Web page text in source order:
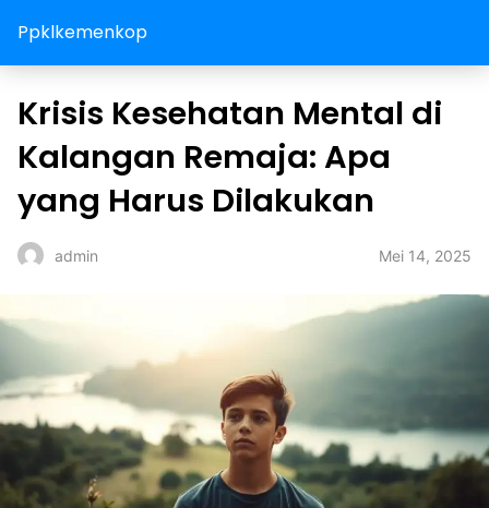
Ppklkemenkop
Krisis Kesehatan Mental di
Kalangan Remaja: Apa
yang Harus Dilakukan
admin Mei 14, 2025